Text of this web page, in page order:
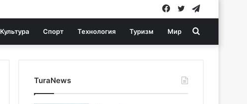
Twitter
Facebook
Культура Спорт Технология Туризм Мир Search
for
TuraNews